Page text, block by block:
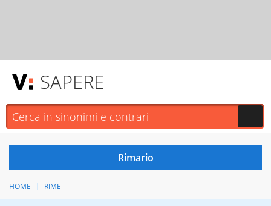
SAPERE
HOME RIME